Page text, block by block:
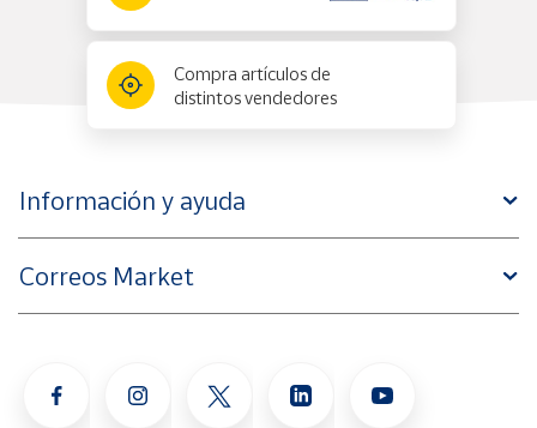
Compra artículos de
distintos vendedores
Información y ayuda
Correos Market